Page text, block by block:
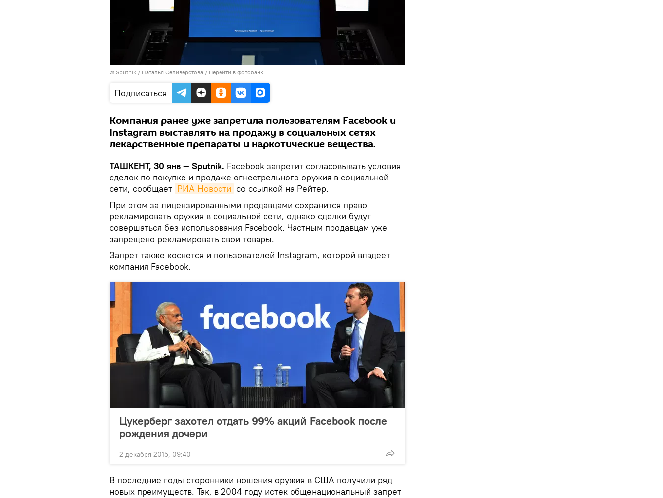
© Sputnik / Наталья Селиверстова / Перейти в фотобанк
Подписаться
Компания ранее уже запретила пользователям Facebook и
Instagram выставлять на продажу в социальных сетях
лекарственные препараты и наркотические вещества.
ТАШКЕНТ, 30 янв — Sputnik. Facebook запретит согласовывать условия
сделок по покупке и продаже огнестрельного оружия в социальной
сети, сообщает РИА Новости со ссылкой на Рейтер.
При этом за лицензированными продавцами сохранится право
рекламировать оружия в социальной сети, однако сделки будут
совершаться без использования Facebook. Частным продавцам уже
запрещено рекламировать свои товары.
Запрет также коснется и пользователей Instagram, которой владеет
компания Facebook.
Цукерберг захотел отдать 99% акций Facebook после
рождения дочери
2 декабря 2015, 09:40
В последние годы сторонники ношения оружия в США получили ряд
новых преимуществ. Так, в 2004 году истек общенациональный запрет